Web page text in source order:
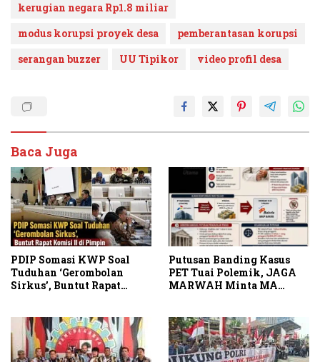
kerugian negara Rp1.8 miliar
modus korupsi proyek desa
pemberantasan korupsi
serangan buzzer
UU Tipikor video profil desa
Baca Juga
PDIP Somasi KWP Soal
Tuduhan ‘Gerombolan
Sirkus’, Buntut Rapat
Putusan Banding Kasus
PET Tuai Polemik, JAGA
MARWAH Minta MA